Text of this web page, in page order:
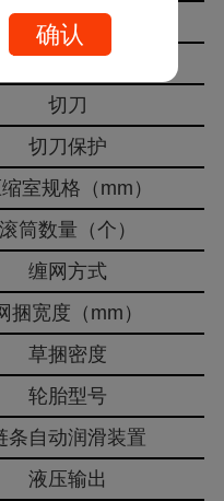
捡拾器提升方式
喂入器结构型式
切刀
切刀保护
室规格（mm）
滚筒数量（个）
缠网方式
捆宽度（mm）
草捆密度
轮胎型号
条自动润滑装置
液压输出